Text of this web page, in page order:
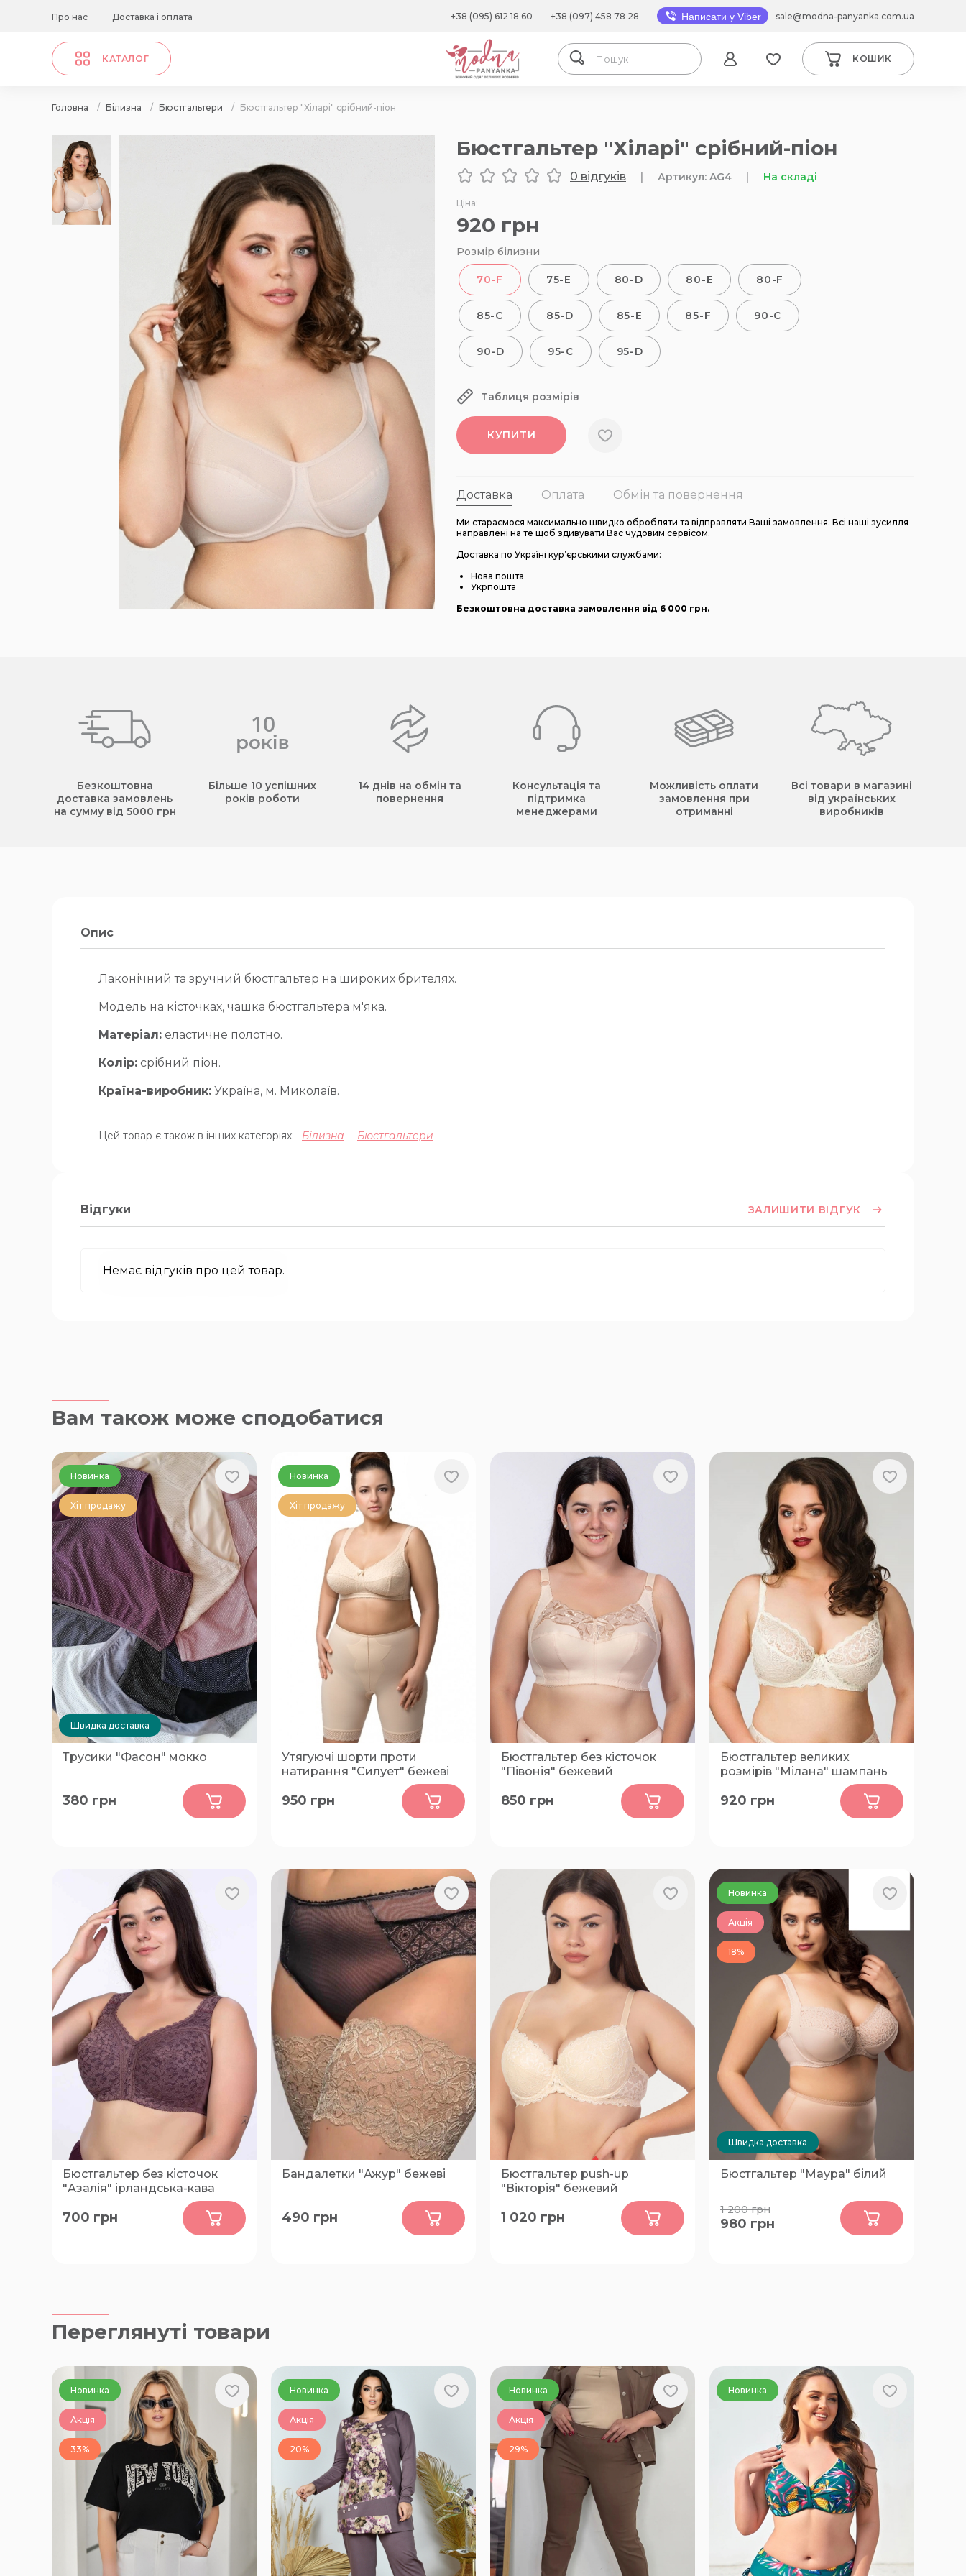
Про нас Доставка і оплата +38 (095) 612 18 60 +38 (097) 458 78 28 Написати у Viber sale@modna-panyanka.com.ua
КАТАЛОГ КОШИК
Головна / Білизна / Бюстгальтери / Бюстгальтер "Хіларі" срібний-піон
Бюстгальтер "Хіларі" срібний-піон
0 відгуків | Артикул: AG4 | На складі
Ціна:
920 грн
Розмір білизни
70-F 75-E 80-D 80-E 80-F
85-C 85-D 85-E 85-F 90-C
90-D 95-C 95-D
Таблиця розмірів
КУПИТИ
Доставка Оплата Обмін та повернення
Ми стараємося максимально швидко обробляти та відправляти Ваші замовлення. Всі наші зусилля
направлені на те щоб здивувати Вас чудовим сервісом.
Доставка по Україні кур’єрськими службами:
Нова пошта
Укрпошта
Безкоштовна доставка замовлення від 6 000 грн.
Безкоштовна
доставка замовлень
на сумму від 5000 грн
Більше 10 успішних
років роботи
14 днів на обмін та
повернення
Консультація та
підтримка
менеджерами
Можливість оплати
замовлення при
отриманні
Всі товари в магазині
від українських
виробників
Опис
Лаконічний та зручний бюстгальтер на широких брителях.
Модель на кісточках, чашка бюстгальтера м'яка.
Матеріал: еластичне полотно.
Колір: срібний піон.
Країна-виробник: Україна, м. Миколаїв.
Цей товар є також в інших категоріях: Білизна Бюстгальтери
Відгуки ЗАЛИШИТИ ВІДГУК
Немає відгуків про цей товар.
Вам також може сподобатися
Новинка
Хіт продажу
Швидка доставка
Трусики "Фасон" мокко
380 грн
Новинка
Хіт продажу
Утягуючі шорти проти
натирання "Силует" бежеві
950 грн
Бюстгальтер без кісточок
"Півонія" бежевий
80-C, 80-D, 80-E, 80-F, 80-G, 80-
100-C, 100-D, 100-E, 100-F, 100-G
850 грн
Бюстгальтер великих
розмірів "Мілана" шампань
75-C, 75-D, 75-F, 80-C, 85-C, 85-D,
920 грн
Бюстгальтер без кісточок
"Азалія" ірландська-кава
95-C, 95-D, 95-E, 95-G, 100-C, 105-
700 грн
Бандалетки "Ажур" бежеві
490 грн
Бюстгальтер push-up
"Вікторія" бежевий
75-B, 75-C, 75-D, 80-B, 80-C, 80-
1 020 грн
Новинка
Акція
18%
Швидка доставка
Бюстгальтер "Маура" білий
95-F
1 200грн
980 грн
Переглянуті товари
Новинка
Акція
33%
Новинка
Акція
20%
Новинка
Акція
29%
Новинка